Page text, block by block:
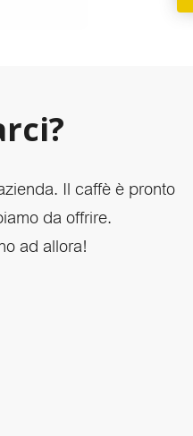
Il caffè è pronto
da offrire.
ad allora!